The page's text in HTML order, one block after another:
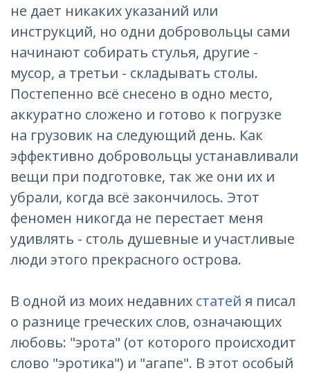
не дает никаких указаний или
инструкций, но одни добровольцы сами
начинают собирать стулья, другие -
мусор, а третьи - складывать столы.
Постепенно всё снесено в одно место,
аккуратно сложено и готово к погрузке
на грузовик на следующий день. Как
эффективно добровольцы устанавливали
вещи при подготовке, так же они их и
убрали, когда всё закончилось. Этот
феномен никогда не перестает меня
удивлять - столь душевные и участливые
люди этого прекрасного острова.
В одной из моих недавних статей я писал
о разнице греческих слов, означающих
любовь: "эрота" (от которого происходит
слово "эротика") и "агапе". В этот особый